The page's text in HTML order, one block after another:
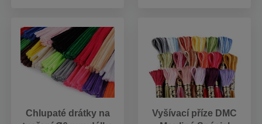
Chlupaté drátky na
Vyšívací příze DMC